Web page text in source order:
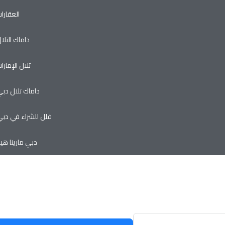
داماك
تلال
داماك تلال
فلل للشراء في
دبي مارينا